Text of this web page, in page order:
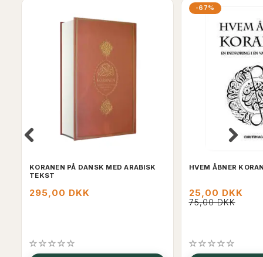
KORANEN PÅ DANSK MED ARABISK
TEKST
295,00 DKK
-67%
HVEM ÅBNER
25,00 DKK
75,00 DKK